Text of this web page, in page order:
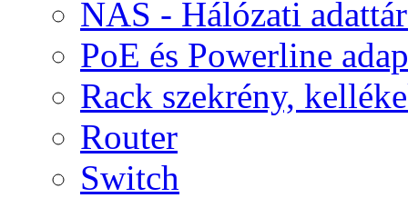
NAS - Hálózati
PoE és Powerline
Rack szekrény,
Router
Switch